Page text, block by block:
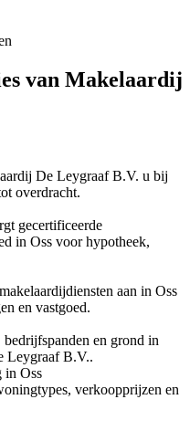
van Makelaardij
De Leygraaf B.V. u bij
overdracht.
gecertificeerde
in Oss voor hypotheek,
aan in Oss
en vastgoed.
en grond in
Leygraaf B.V..
in Oss
verkoopprijzen en